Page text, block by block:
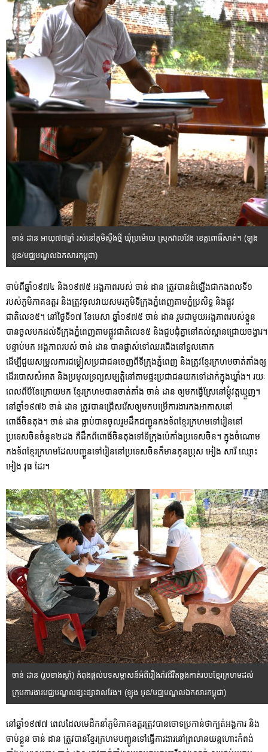
ចាន់ ដាន អាយុ៧៧ឆ្នាំ រស់នៅភូមិស្ទឹងថ្មី ឃុំប្រម៉ោយ ស្រុកវាលវែង ខេត្តពោធិ៍សាត់។ (ឡុង
អូន/មជ្ឈមណ្ឌលឯកសារកម្ពុជា)
ចាប់ពីឆ្នាំ១៩៧៤ និង១៩៧៥ អង្គភាពរបស់ ចាន់ ដាន ត្រូវបានដំឡើងជាកងពលទី១
របស់ភូមិភាគឧត្តរ និងត្រូវចូលវាយសមរភូមិទីក្រុងភ្នំពេញតាមភ្នំប្រសិទ្ធ និងផ្លូវ
ជាតិលេខ៥។ នៅថ្ងៃទី១៧ ខែមេសា ឆ្នាំ១៩៧៥ ចាន់ ដាន រួមជាមួយអង្គភាពរបស់ខ្លួន
បានចូលមកដល់ទីក្រុងភ្នំពេញតាមផ្លូវជាតិលេខ៥ និងជួបជុំគ្នានៅគល់ស្ពានជ្រោយចង្វារ។
បន្ទាប់មក អង្គភាពរបស់ ចាន់ ដាន បានផ្លាស់ទៅឈរជើងនៅទួលគោក
ដើម្បីជួយសម្រួលការជម្លៀសប្រជាជនចេញពីទីក្រុងភ្នំពេញ និងត្រូវខ្មែរក្រហមចាត់តាំងឲ្យ
ដើរបោសសំអាត និងប្រមូលទ្រព្យសម្បត្តិនៅតាមផ្ទះប្រជាជនយកទៅដាក់ក្នុងឃ្លាំង។ រយៈ
ពេលពីបីខែក្រោយមក ខ្មែរក្រហមបានចាត់តាំង ចាន់ ដាន ឲ្យមកធ្វើស្រែនៅម្តុំវត្តឃ្មួញ។
នៅឆ្នាំ១៩៧៦ ចាន់ ដាន ត្រូវបានជ្រើសរើសឲ្យមកបម្រើការងារកងអាកាសនៅ
ពោធិ៍ចិនតុង។ ចាន់ ដាន ធ្លាប់បានចូលរួមដឹកជញ្ជូនកងទ័ពខ្មែរក្រហមទៅរៀននៅ
ប្រទេសចិនចំនួន២ដង គឺដឹកពីពោធិ៍ចិនតុងទៅទីក្រុងប៉េកាំងប្រទេសចិន។ ក្នុងចំណោម
កងទ័ពខ្មែរក្រហមដែលបញ្ជូនទៅរៀននៅប្រទេសចិនក៏មានកូនប្រុស អៀង សារី ឈ្មោះ
អៀង វុធ ដែរ។
ចាន់ ដាន (រូបខាងស្តាំ) កំពុងផ្តល់បទសម្ភាសន៍អំពីរឿងរ៉ាវជីវិតឆ្លងកាត់របបខ្មែរក្រហមដល់
ក្រុមការងារមជ្ឈមណ្ឌលផ្សះផ្សាវាលវែង។ (ឡុង អូន/មជ្ឈមណ្ឌលឯកសារកម្ពុជា)
នៅឆ្នាំ១៩៧៧ ពេលដែលមេដឹកនាំភូមិភាគឧត្តរត្រូវបានចោទប្រកាន់ថាក្បត់អង្គការ និង
ចាប់ខ្លួន ចាន់ ដាន ត្រូវបានខ្មែរក្រហមបញ្ជូនទៅធ្វើការងារនៅព្រលានយន្តហោះកំពង់